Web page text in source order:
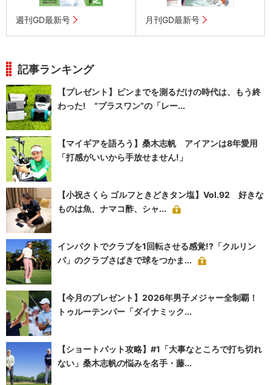
週刊GD最新号 月刊GD最新号
記事ランキング
【プレゼント】ピンまでを測るだけの時代は、もう終
わった! “プラスワン”の「レー...
【マイギアを語ろう】桑木志帆 アイアンは8年愛用
「打感がいいから手放せません!」
【小祝さくら ゴルフときどきタン塩】Vol.92 好きな
ものは魚、ナマコ酢、シャ...
インパクトでクラブを1回転させる感覚!?「クルリン
パ」のクラブさばきで球をつかま...
【今月のプレゼント】2026年男子メジャー全制覇！
トゥルーテンパー「ダイナミック...
【ショートパット攻略】#1「大事なところで打ち切れ
ない」桑木志帆の悩みを名手・藤...